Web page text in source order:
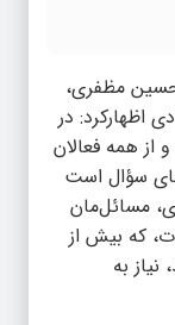
مظفری،
اظهارکرد: در
همه فعالان
سؤال است
مسائل‌مان
که بیش از
به